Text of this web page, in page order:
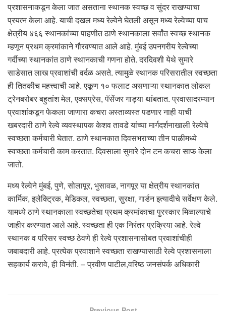
प्रशासनाकडून केला जात असताना स्थानक स्वच्छ व सुंदर राखण्याचा
प्रयत्न केला आहे. याची दखल मध्य रेल्वेने घेतली असून मध्य रेल्वेच्या पाच
क्षेत्रीय ४६६ स्थानकांच्या पाहणीत ठाणे स्थानकाला सर्वांत स्वच्छ स्थानक
म्हणून प्रथम क्रमांकाने गौरवण्यात आले आहे. मुंबई उपनगरीय रेल्वेच्या
गर्दीच्या स्थानकांत ठाणे स्थानकाची गणना होते. दरदिवशी येथे सुमारे
साडेसात लाख प्रवाशांची वर्दळ असते. त्यामुळे स्थानक परिसरातील स्वच्छता
ही तितकीच महत्त्वाची आहे. एकूण १० फलाट असणाऱ्या स्थानकात लोकल
ट्रेनबरोबर बहुतांश मेल, एक्सप्रेस, पॅसेंजर गाड्या थांबतात. प्रवासादरम्यान
प्रवाशांकडून फेकला जाणारा कचरा अस्ताव्यस्त पडणार नाही याची
खबरदारी ठाणे रेल्वे व्यवस्थापक केशव तावडे यांच्या मार्गदर्शनाखाली रेल्वेचे
स्वच्छता कर्मचारी घेतात. ठाणे स्थानकात दिवसभराच्या तीन पाळीमध्ये
स्वच्छता कर्मचारी काम करतात. दिवसाला सुमारे दोन टन कचरा साफ केला
जातो.
मध्य रेल्वेने मुंबई, पुणे, सोलापूर, भुसावळ, नागपूर या क्षेत्रीय स्थानकांत
कार्मिक, इलेक्ट्रिक, मेडिकल, स्वच्छता, सुरक्षा, गार्डन इत्यादीचे सर्वेक्षण केले.
यामध्ये ठाणे स्थानकाला स्वच्छतेचा प्रथम क्रमांकाचा पुरस्कार मिळाल्याचे
जाहीर करण्यात आले आहे. स्वच्छता ही एक निरंतर प्रक्रिया आहे. रेल्वे
स्थानक व परिसर स्वच्छ ठेवणे ही रेल्वे प्रशासनासोबत प्रवाशांचीही
जबाबदारी आहे. प्रत्येक प्रवाशाने स्वच्छता राखण्यासाठी रेल्वे प्रशासनाला
सहकार्य करावे, ही विनंती. – प्रवीण पाटील,वरिष्ठ जनसंपर्क अधिकारी